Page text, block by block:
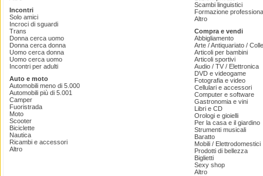
Incontri
Solo amici
Incroci di sguardi
Trans
Donna cerca uomo
Donna cerca donna
Uomo cerca donna
Uomo cerca uomo
Incontri per adulti
Auto e moto
Automobili meno di 5.000
Automobili più di 5.001
Camper
Fuoristrada
Moto
Scooter
Biciclette
Nautica
Ricambi e accessori
Altro
Scambi linguistici
Formazione
Altro
Compra e vendi
Abbigliamento
Arte / Antiquariato /
Articoli per bambini
Articoli sportivi
Audio / TV / Elettronica
DVD e videogame
Fotografia e video
Cellulari e accessori
Computer e software
Gastronomia e vini
Libri e CD
Orologi e gioielli
Per la casa e il giardino
Strumenti musicali
Baratto
Mobili / Elettrodomestici
Prodotti di bellezza
Biglietti
Sexy shop
Altro